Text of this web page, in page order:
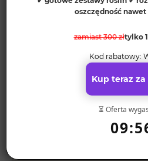
Wymiana co 2–3 lata.
Średnia rabata
Kora sosnowa luzem
Dla 50 m² to 1 500–2
nigdy więcej"
Kora kamienna
oszczędność nawet
zamiast 300 złtylko
Kod rabatowy:
Kup teraz za
⏳ Oferta